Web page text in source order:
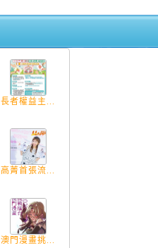
長者權益主...
高菁首張流...
澳門漫畫挑...